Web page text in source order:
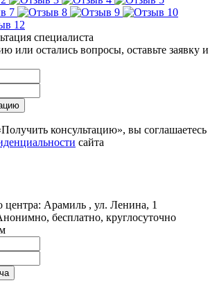
специалиста
или остались вопросы, оставьте заявку и
консультацию», вы соглашаетесь
сайта
центра: Арамиль , ул. Ленина, 1
бесплатно, круглосуточно